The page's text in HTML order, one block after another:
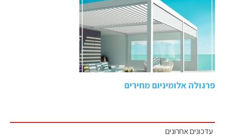
פרגולה אלומיניום מחירים
עדכונים אחרונים